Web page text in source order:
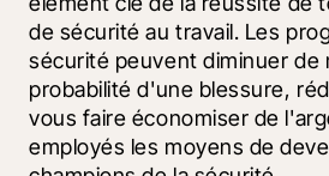
de sécurité au travail. Les
sécurité peuvent diminuer de
probabilité d'une blessure,
vous faire économiser de
employés les moyens de